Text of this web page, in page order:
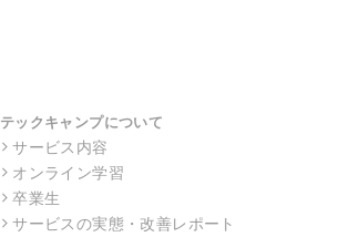
5. 個人情報取扱いの委託
当社は事業運営上、前項利用目的の範囲に限って
託することがあります。この場合、個人情報保護
選定し、個人情報の適正管理・機密保持について
テックキャンプについて
サービス内容
オンライン学習
卒業生
サービスの実態・改善レポート